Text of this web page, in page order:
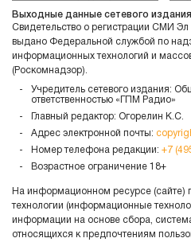
Выходные данные сетевого издания
Свидетельство о регистрации СМИ
выдано Федеральной службой по
информационных технологий и
(Роскомнадзор).
Учредитель сетевого издания:
ответственностью «ГПМ Радио»
Главный редактор: Огорелин К.С.
Адрес электронной почты:
Номер телефона редакции: +7
Возрастное ограничение 18+
На информационном ресурсе (сайте)
технологии (информационные
информации на основе сбора,
относящихся к предпочтениям